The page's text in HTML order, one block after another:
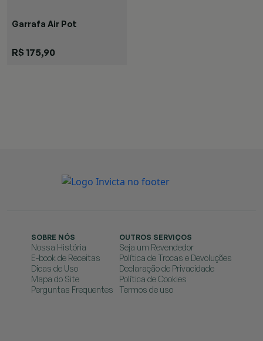
Garrafa Air Pot
R$ 175,90
SOBRE NÓS
Nossa História
E-book de Receitas
Dicas de Uso
Mapa do Site
Perguntas Frequentes
OUTROS SERVIÇOS
Seja um Revendedor
Política de Trocas e Devoluções
Declaração de Privacidade
Política de Cookies
Termos de uso